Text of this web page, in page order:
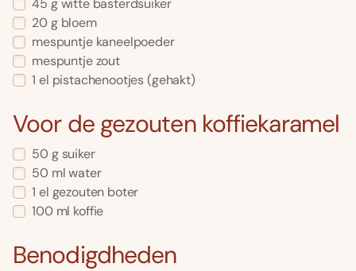
45 g witte basterdsuiker
20 g bloem
mespuntje kaneelpoeder
mespuntje zout
1 el pistachenootjes(gehakt)
Voor de gezouten koffiekaramel
50 g suiker
50 ml water
1 el gezouten boter
100 ml koffie
Benodigdheden